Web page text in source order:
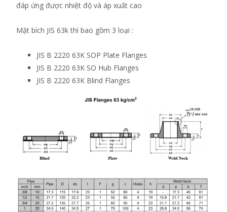
đáp ứng được nhiệt độ và áp xuất cao
Mặt bích JIS 63k thì bao gồm 3 loại :
JIS B 2220 63K SOP Plate Flanges
JIS B 2220 63K SO Hub Flanges
JIS B 2220 63K Blind Flanges